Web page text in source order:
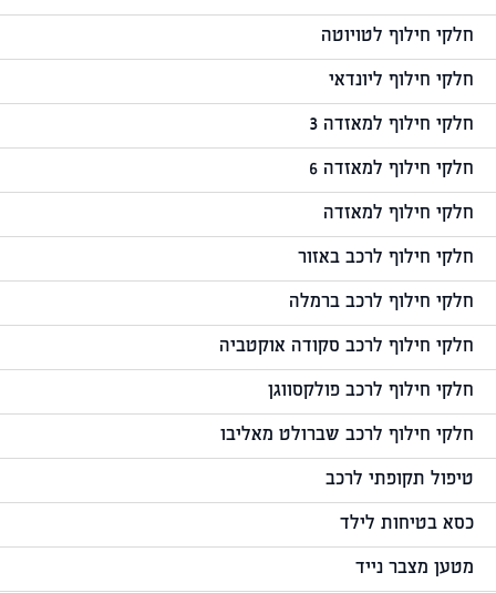
חלקי חילוף לטויוטה
חלקי חילוף ליונדאי
חלקי חילוף למאזדה 3
חלקי חילוף למאזדה 6
חלקי חילוף למאזדה
חלקי חילוף לרכב באזור
חלקי חילוף לרכב ברמלה
חלקי חילוף לרכב סקודה אוקטביה
חלקי חילוף לרכב פולקסווגן
חלקי חילוף לרכב שברולט מאליבו
טיפול תקופתי לרכב
כסא בטיחות לילד
מטען מצבר נייד